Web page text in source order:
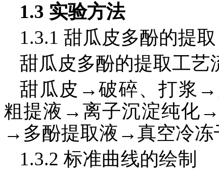
1.3 实验方法
1.3.1 甜瓜皮多酚的提取
甜瓜皮多酚的提取工艺
甜瓜皮→破碎、打浆
粗提液→离子沉淀纯化
→多酚提取液→真空冷
1.3.2 标准曲线的绘制